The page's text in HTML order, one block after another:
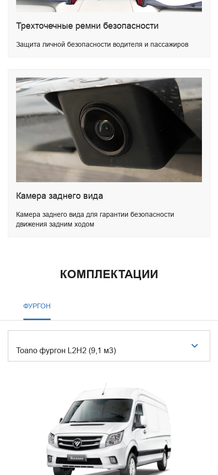
Трехточечные ремни безопасности
Защита личной безопасности водителя и пассажиров
Камера заднего вида
Камера заднего вида для гарантии безопасности
движения задним ходом
КОМПЛЕКТАЦИИ
ФУРГОН
Toano фургон L2H2 (9,1 м3)